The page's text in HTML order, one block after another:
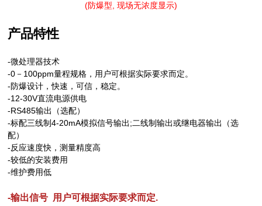
(防爆型, 现场无浓度显示)
产品特性
-微处理器技术
-0 － 100ppm量程规格，用户可根据实际要求而定。
- 防爆设计，快速，可信，稳定。
-12-30V直流电源供电
-RS485输出（选配）
-标配三线制4-20mA模拟信号输出 ;二线制输出或继电器输出（选
配）
-反应速度快，测量精度高
-较低的安装费用
-维护费用低
-输出信号 用户可根据实际要求而定.